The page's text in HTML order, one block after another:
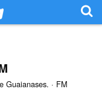
Guaianases. · FM